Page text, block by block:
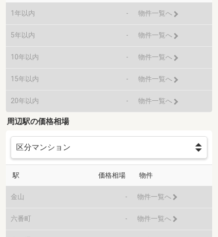
1年以内 - 物件一覧へ
5年以内 - 物件一覧へ
10年以内 - 物件一覧へ
15年以内 - 物件一覧へ
20年以内 - 物件一覧へ
周辺駅の価格相場
駅 価格相場 物件
金山 - 物件一覧へ
六番町 - 物件一覧へ